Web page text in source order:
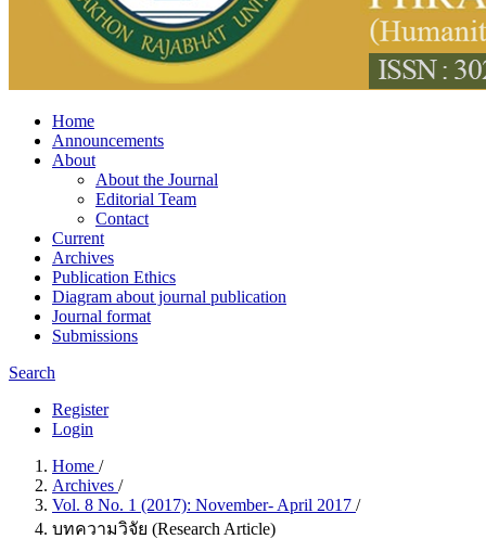
Home
Announcements
About
About the Journal
Editorial Team
Contact
Current
Archives
Publication Ethics
Diagram about journal publication
Journal format
Submissions
Search
Register
Login
Home /
Archives /
Vol. 8 No. 1 (2017): November- April 2017 /
บทความวิจัย (Research Article)